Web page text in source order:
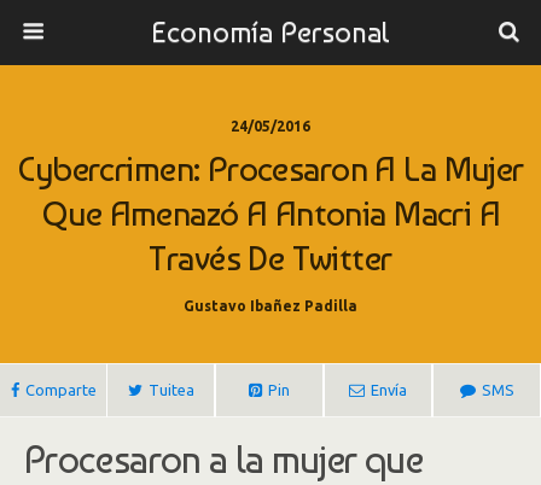
Economía Personal
24/05/2016
Cybercrimen: Procesaron A La Mujer
Que Amenazó A Antonia Macri A
Través De Twitter
Gustavo Ibañez Padilla
Comparte Tuitea Pin Envía SMS
Procesaron a la mujer que